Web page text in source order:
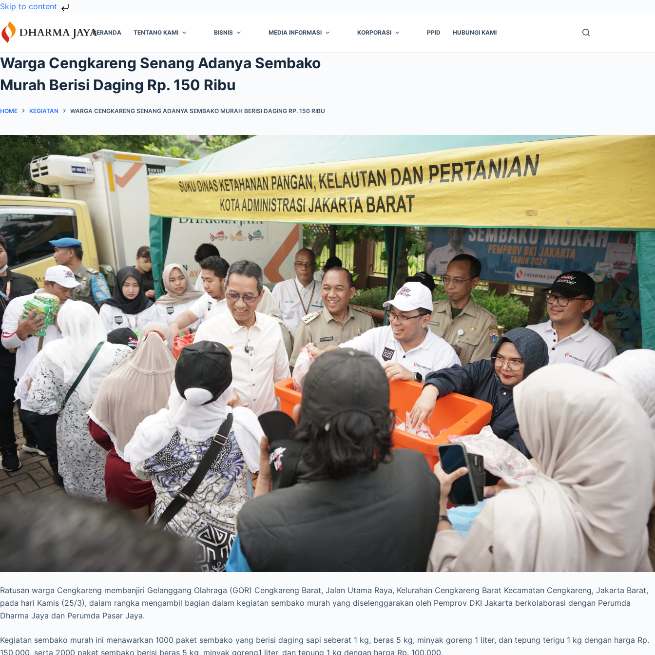
Skip to content
Skip
to
content
BERANDA TENTANG KAMI BISNIS MEDIA INFORMASI KORPORASI PPID HUBUNGI KAMI
Warga Cengkareng Senang Adanya Sembako
Murah Berisi Daging Rp. 150 Ribu
HOME KEGIATAN WARGA CENGKARENG SENANG ADANYA SEMBAKO MURAH BERISI DAGING RP. 150 RIBU
Ratusan warga Cengkareng membanjiri Gelanggang Olahraga (GOR) Cengkareng Barat, Jalan Utama Raya, Kelurahan Cengkareng Barat Kecamatan Cengkareng, Jakarta Barat,
pada hari Kamis (25/3), dalam rangka mengambil bagian dalam kegiatan sembako murah yang diselenggarakan oleh Pemprov DKI Jakarta berkolaborasi dengan Perumda
Dharma Jaya dan Perumda Pasar Jaya.
Kegiatan sembako murah ini menawarkan 1000 paket sembako yang berisi daging sapi seberat 1 kg, beras 5 kg, minyak goreng 1 liter, dan tepung terigu 1 kg dengan harga Rp.
150.000, serta 2000 paket sembako berisi beras 5 kg, minyak goreng1 liter, dan tepung 1 kg dengan harga Rp. 100.000.